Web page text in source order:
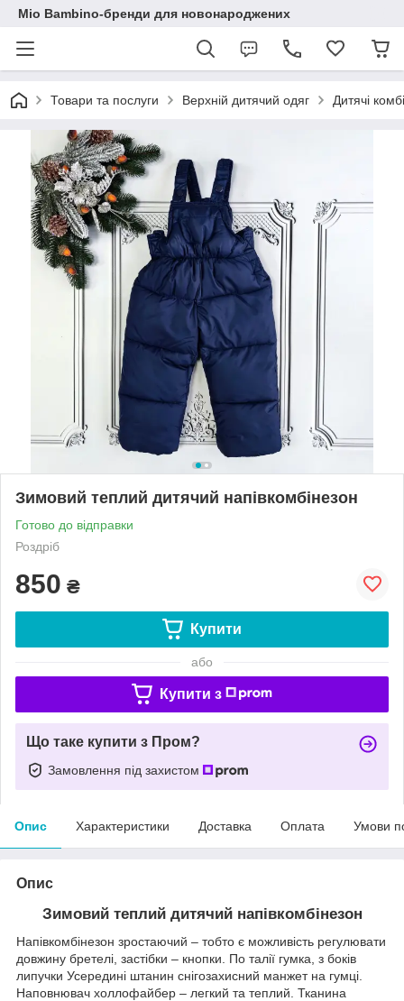
Mio Bambino-бренди для новонароджених
Товари та послуги Верхній дитячий одяг Дитячі
Зимовий теплий дитячий напівкомбінезон
Готово до відправки
Роздріб
850 ₴
Купити
або
Купити з
Що таке купити з Пром?
Замовлення під захистом
Опис Характеристики Доставка Оплата Умови
Опис
Зимовий теплий дитячий напівкомбінезон
Напівкомбінезон зростаючий – тобто є можливість регулювати
довжину бретелі, застібки – кнопки. По талії гумка, з боків
липучки Усередині штанин снігозахисний манжет на гумці.
Наповнювач холлофайбер – легкий та теплий. Тканина